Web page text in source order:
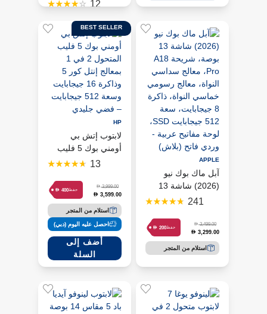
وذاكرة وصول
عشوائي 16 جيجابايت
وسعة تخزين 1
تيرابايت إس إس دي
وبطاقة رسومات
كوالكوم أدرينو
وشاشة 14 بوصة
بدقة دبليو يو إكس
جي إيه ونظام ويندوز
11 هوم باللون البيج
زابريسكي
12
D3,999.00
3,899.00
استلام من المتجر
احصل عليه اليوم (دبي)
أضف إلى
السلة
APPLE
آبل ماك بوك نيو
(2026) شاشة 13
بوصة، شريحة A18
النواة، معالج رسومي
خماسي النواة، ذاكرة
8 جيجابايت، سعة
وردي فاتح (بلاش)
241
D3,499.00
D 3,299.00
حفظ D 200
استلام من المتجر
أضف إلى
السلة
BEST SELLER
HP
لابتوب إتش بي
أومني بوك 5 فليب
المتحول 2 في 1
وذاكرة 16 جيجابايت
وسعة 512 جيجابايت
– فضي جليدي
13
D3,999.00
D 3,599.00
حفظ D 400
استلام من المتجر
احصل عليه اليوم (دبي)
أضف إلى
السلة